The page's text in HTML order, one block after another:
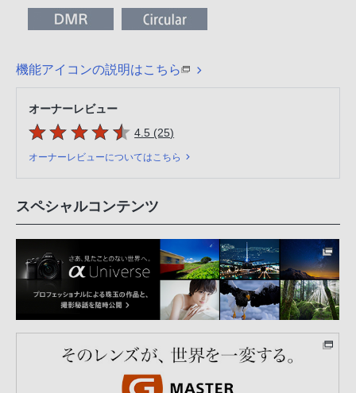
機能アイコンの説明はこちら
オーナーレビュー
5つの星のうち
4.5 (25件のレビュー
)
オーナーレビューについてはこちら
スペシャルコンテンツ